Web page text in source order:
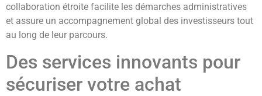
collaboration étroite facilite les démarches administratives
et assure un accompagnement global des investisseurs tout
au long de leur parcours.
Des services innovants pour
sécuriser votre achat